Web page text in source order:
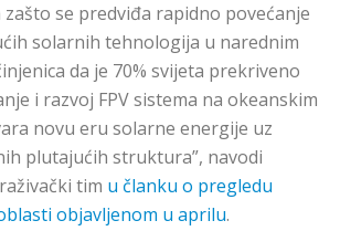
zašto se predviđa rapidno povećanje
solarnih tehnologija u narednim
da je 70% svijeta prekriveno
i razvoj FPV sistema na okeanskim
novu eru solarne energije uz
plutajućih struktura”, navodi
tim u članku o pregledu
objavljenom u aprilu.